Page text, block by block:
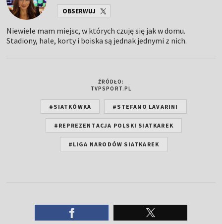
OBSERWUJ
Niewiele mam miejsc, w których czuję się jak w domu.
Stadiony, hale, korty i boiska są jednak jednymi z nich.
ŹRÓDŁO:
TVPSPORT.PL
#SIATKÓWKA #STEFANO LAVARINI
#REPREZENTACJA POLSKI SIATKAREK
#LIGA NARODÓW SIATKAREK